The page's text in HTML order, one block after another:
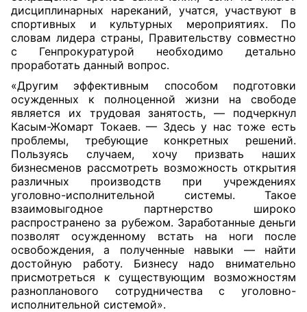
дисциплинарных нареканий, учатся, участвуют в
спортивных и культурных мероприятиях. По
словам лидера страны, Правительству совместно
с Генпрокуратурой необходимо детально
проработать данный вопрос.
«Другим эффективным способом подготовки
осужденных к полноценной жизни на свободе
является их трудовая занятость, — подчеркнул
Касым-Жомарт Токаев. — Здесь у нас тоже есть
проблемы, требующие конкретных решений.
Пользуясь случаем, хочу призвать наших
бизнесменов рассмотреть возможность открытия
различных производств при учреждениях
уголовно-исполнительной системы. Такое
взаимовыгодное партнерство широко
распространено за рубежом. Заработанные деньги
позволят осужденному встать на ноги после
освобождения, а полученные навыки — найти
достойную работу. Бизнесу надо внимательно
присмотреться к существующим возможностям
разнопланового сотрудничества с уголовно-
исполнительной системой».